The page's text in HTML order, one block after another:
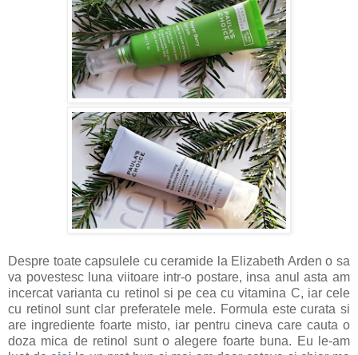
Despre toate capsulele cu ceramide la Elizabeth Arden o sa
va povestesc luna viitoare intr-o postare, insa anul asta am
incercat varianta cu retinol si pe cea cu vitamina C, iar cele
cu retinol sunt clar preferatele mele. Formula este curata si
are ingrediente foarte misto, iar pentru cineva care cauta o
doza mica de retinol sunt o alegere foarte buna. Eu le-am